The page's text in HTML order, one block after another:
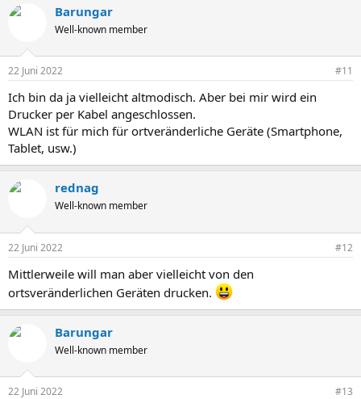
k
e
:
Barungar
Well-known member
22 Juni 2022 #11
Ich bin da ja vielleicht altmodisch. Aber bei mir wird ein
Drucker per Kabel angeschlossen.
WLAN ist für mich für ortveränderliche Geräte (Smartphone,
Tablet, usw.)
rednag
Well-known member
22 Juni 2022 #12
Mittlerweile will man aber vielleicht von den
ortsveränderlichen Geräten drucken.
Barungar
Well-known member
22 Juni 2022 #13